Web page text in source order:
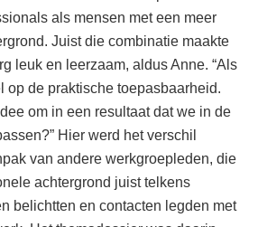
als mensen met een meer
Juist die combinatie maakte
leuk en leerzaam, aldus Anne. “Als
op de praktische toepasbaarheid.
om in een resultaat dat we in de
Hier werd het verschil
van andere werkgroepleden, die
achtergrond juist telkens
belichtten en contacten legden met